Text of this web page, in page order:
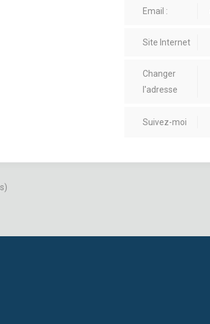
Email :
Site Internet
Changer
l'adresse
Suivez-moi